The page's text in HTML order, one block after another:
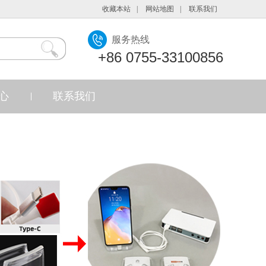
收藏本站 网站地图 联系我们
服务热线
+86 0755-33100856
联系我们